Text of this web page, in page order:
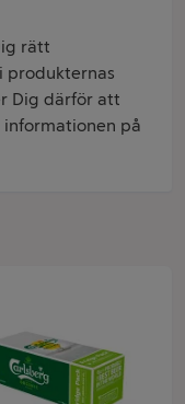
rätt
produkternas
Dig därför att
på